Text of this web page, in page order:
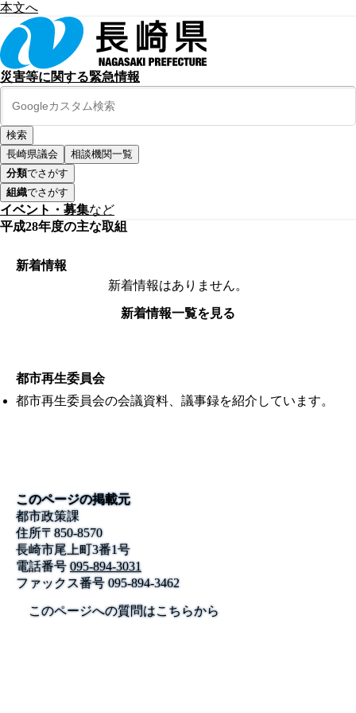
本文へ
災害等に関する緊急情報
長崎県議会
相談機関一覧
分類でさがす
組織でさがす
イベント・募集など
平成28年度の主な取組
新着情報
新着情報はありません。
新着情報一覧を見る
都市再生委員会
都市再生委員会の会議資料、議事録を紹介しています。
このページの掲載元
都市政策課
住所〒850-8570
長崎市尾上町3番1号
電話番号 095-894-3031
ファックス番号095-894-3462
このページへの質問はこちらから